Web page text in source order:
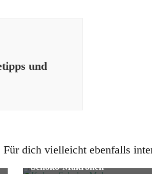
und
Für dich vielleicht ebenfalls
Makronen 5 × anders | Kokos-
Schoko-Makronen